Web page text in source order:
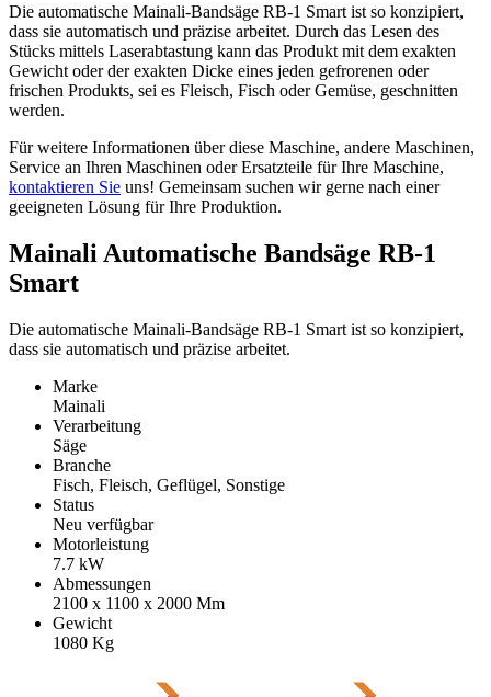
Die automatische Mainali-Bandsäge RB-1 Smart ist so konzipiert,
dass sie automatisch und präzise arbeitet. Durch das Lesen des
Stücks mittels Laserabtastung kann das Produkt mit dem exakten
Gewicht oder der exakten Dicke eines jeden gefrorenen oder
frischen Produkts, sei es Fleisch, Fisch oder Gemüse, geschnitten
werden.
Für weitere Informationen über diese Maschine, andere Maschinen,
Service an Ihren Maschinen oder Ersatzteile für Ihre Maschine,
kontaktieren Sie uns! Gemeinsam suchen wir gerne nach einer
geeigneten Lösung für Ihre Produktion.
Mainali Automatische Bandsäge RB-1
Smart
Die automatische Mainali-Bandsäge RB-1 Smart ist so konzipiert,
dass sie automatisch und präzise arbeitet.
Marke
Mainali
Verarbeitung
Säge
Branche
Fisch, Fleisch, Geflügel, Sonstige
Status
Neu verfügbar
Motorleistung
7.7 kW
Abmessungen
2100 x 1100 x 2000 Mm
Gewicht
1080 Kg